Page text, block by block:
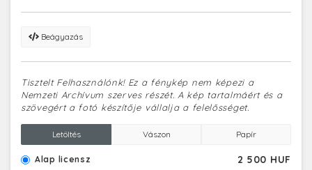
Beágyazás
Tisztelt Felhasználónk! Ez a fénykép nem képezi a
Nemzeti Archívum szerves részét. A kép tartalmáért és a
szövegért a fotó készítője vállalja a felelősséget.
Letöltés Vászon Papír
Alap licensz 2 500 HUF